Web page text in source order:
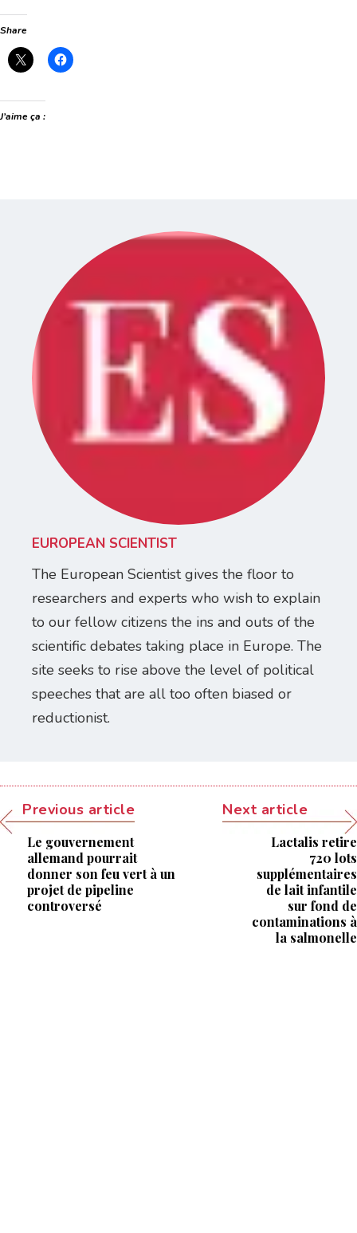
Share
J’aime ça :
EUROPEAN SCIENTIST
The European Scientist gives the floor to
researchers and experts who wish to explain
to our fellow citizens the ins and outs of the
scientific debates taking place in Europe. The
site seeks to rise above the level of political
speeches that are all too often biased or
reductionist.
Previous article
Le gouvernement
allemand pourrait
donner son feu vert à un
projet de pipeline
controversé
Next article
Lactalis retire
720 lots
supplémentaires
de lait infantile
sur fond de
contaminations à
la salmonelle